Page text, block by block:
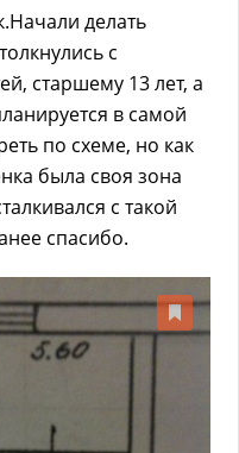
делать
с
старшему 13 лет, а
в самой
по схеме, но как
была своя зона
с такой
спасибо.